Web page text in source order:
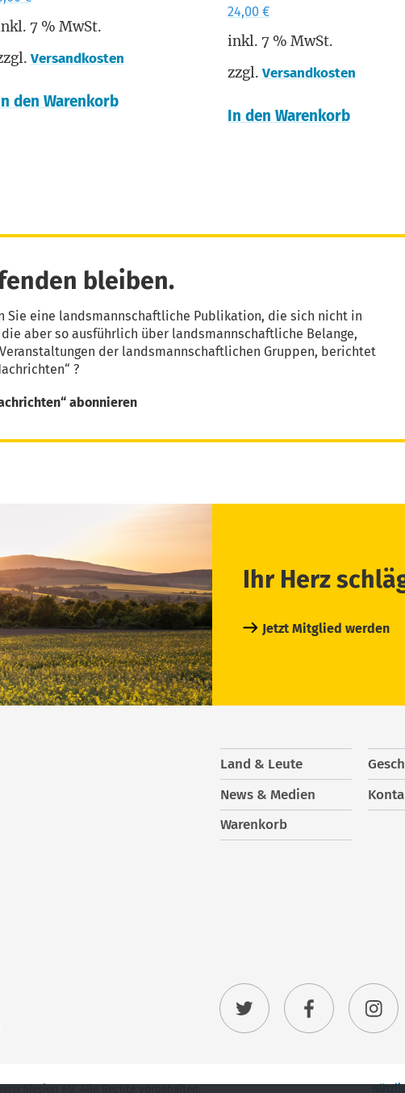
7 % MwSt.
Versandkosten
den Warenkorb
24,00 €
inkl. 7 % MwSt.
zzgl. Versandkosten
In den Warenkorb
bleiben.
Sie eine landsmannschaftliche Publikation, die sich nicht in
aber so ausführlich über landsmannschaftliche Belange,
der landsmannschaftlichen Gruppen, berichtet
?
abonnieren
Ihr Herz
Jetzt Mitglied werden
Land & Leute
News & Medien
Warenkorb